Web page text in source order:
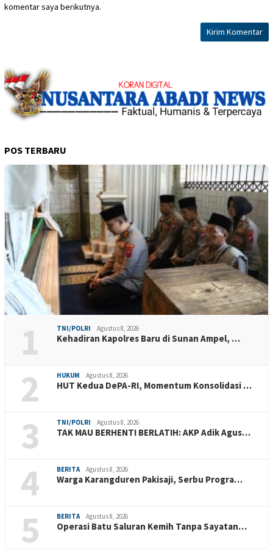
komentar saya berikutnya.
POS TERBARU
1 TNI/POLRI Agustus 8, 2026
Kehadiran Kapolres Baru di Sunan Ampel, …
2 HUKUM Agustus 8, 2026
HUT Kedua DePA-RI, Momentum Konsolidasi …
3 TNI/POLRI Agustus 8, 2026
TAK MAU BERHENTI BERLATIH: AKP Adik Agus…
4 BERITA Agustus 8, 2026
Warga Karangduren Pakisaji, Serbu Progra…
5 BERITA Agustus 8, 2026
Operasi Batu Saluran Kemih Tanpa Sayatan…